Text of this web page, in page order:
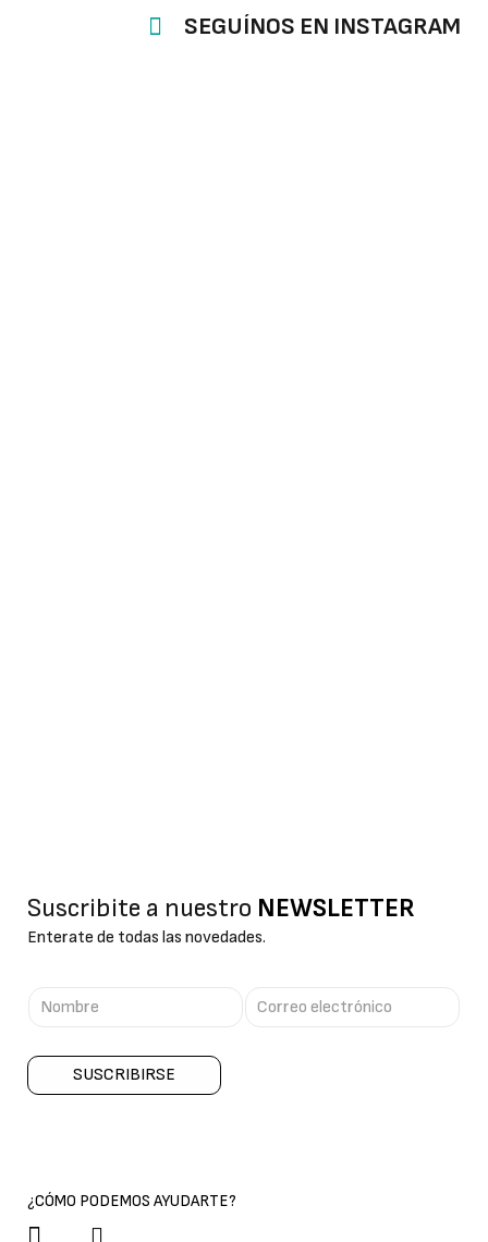
SEGUÍNOS EN INSTAGRAM
Suscribite a nuestro NEWSLETTER
Enterate de todas las novedades.
SUSCRIBIRSE
¿CÓMO PODEMOS AYUDARTE?